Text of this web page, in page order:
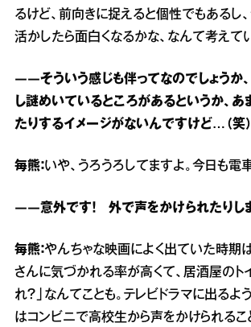
るけど、前向きに捉えると個性でもあるし
活かしたら面白くなるかな、なんて考えて
――そういう感じも伴ってなのでしょうか
し謎めいているところがあるというか、あ
たりするイメージがないんですけど…（笑）
毎熊：いや、うろうろしてますよ。今日も電
――意外です！ 外で声をかけられたりし
毎熊：やんちゃな映画によく出ていた時期
さんに気づかれる率が高くて、居酒屋のト
れ？」なんてことも。テレビドラマに出るよ
はコンビニで高校生から声をかけられるこ